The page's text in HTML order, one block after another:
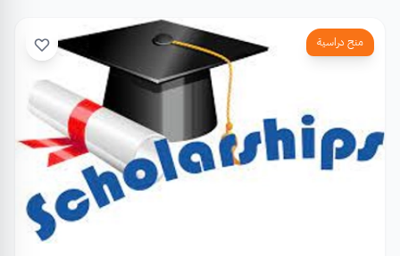
منح دراسية